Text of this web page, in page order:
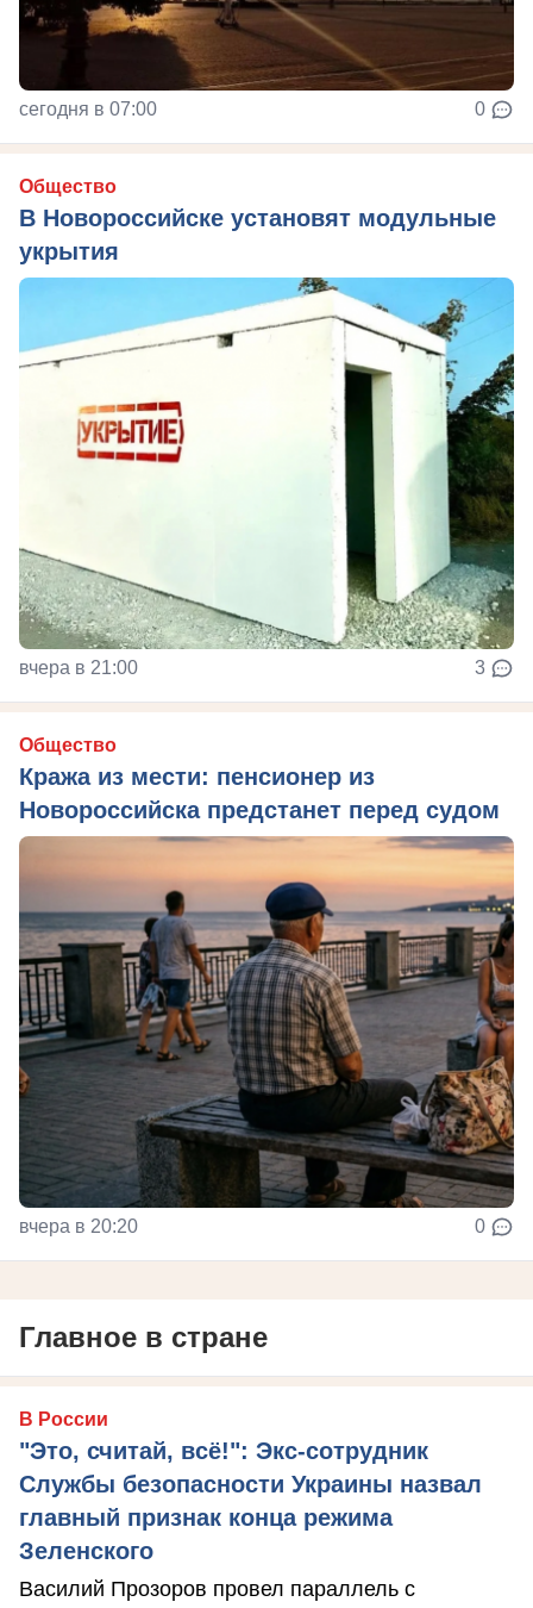
сегодня в 07:00 0
Общество
В Новороссийске установят модульные
укрытия
вчера в 21:00 3
Общество
Кража из мести: пенсионер из
Новороссийска предстанет перед судом
вчера в 20:20 0
Главное в стране
В России
"Это, считай, всё!": Экс-сотрудник
Службы безопасности Украины назвал
главный признак конца режима
Зеленского
Василий Прозоров провел параллель с